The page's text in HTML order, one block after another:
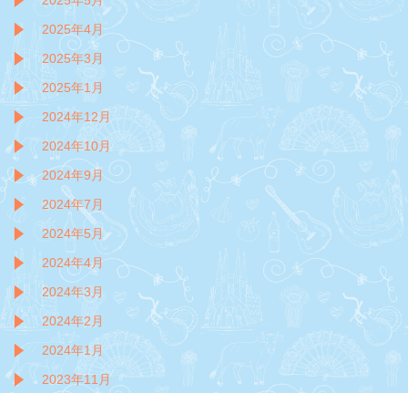
2025年4月
2025年3月
2025年1月
2024年12月
2024年10月
2024年9月
2024年7月
2024年5月
2024年4月
2024年3月
2024年2月
2024年1月
2023年11月